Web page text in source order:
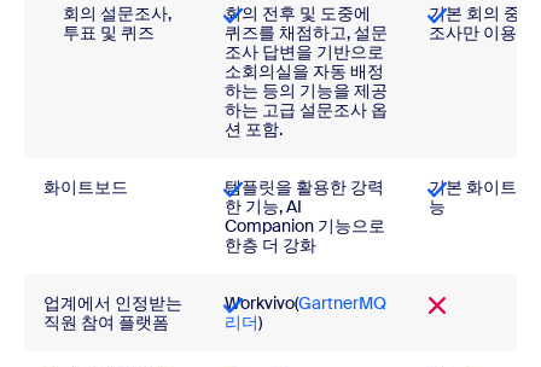
회의 설문조사,
투표 및 퀴즈
회의 전후 및 도중에
퀴즈를 채점하고, 설문
조사 답변을 기반으로
소회의실을 자동 배정
하는 등의 기능을 제공
하는 고급 설문조사 옵
션 포함.
기본 회의 중
조사만 이용 가
화이트보드
템플릿을 활용한 강력
한 기능, AI
Companion 기능으로
한층 더 강화
기본 화이트보
능
업계에서 인정받는
직원 참여 플랫폼
Workvivo(GartnerMQ
리더)